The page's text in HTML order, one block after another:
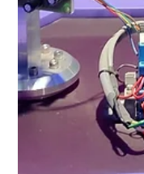
CulturArte
29 feb 2024
Desde el
disfrutar el
maestros
reunidos en